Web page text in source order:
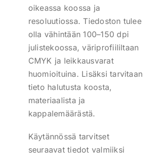
oikeassa koossa ja
resoluutiossa. Tiedoston tulee
olla vähintään 100–150 dpi
julistekoossa, väriprofiililtaan
CMYK ja leikkausvarat
huomioituina. Lisäksi tarvitaan
tieto halutusta koosta,
materiaalista ja
kappalemäärästä.
Käytännössä tarvitset
seuraavat tiedot valmiiksi